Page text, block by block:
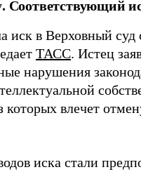
Соответствующий
иск в Верховный суд
ТАСС. Истец
нарушения
влечет
иска стали